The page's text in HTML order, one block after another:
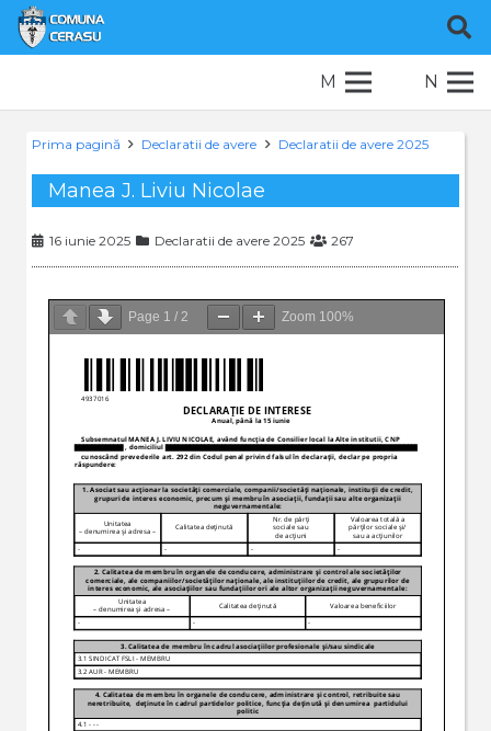
M N
Prima pagină Declaratii de avere Declaratii de avere 2025
Manea J. Liviu Nicolae
16 iunie 2025 Declaratii de avere 2025 267
Page 1 / 2 Zoom 100%